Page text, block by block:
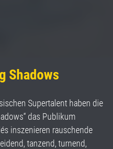
Shadows
Supertalent haben die
das Publikum
inszenieren rauschende
tanzend, turnend,